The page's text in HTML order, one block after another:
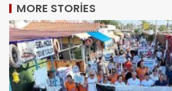
MORE STORIES